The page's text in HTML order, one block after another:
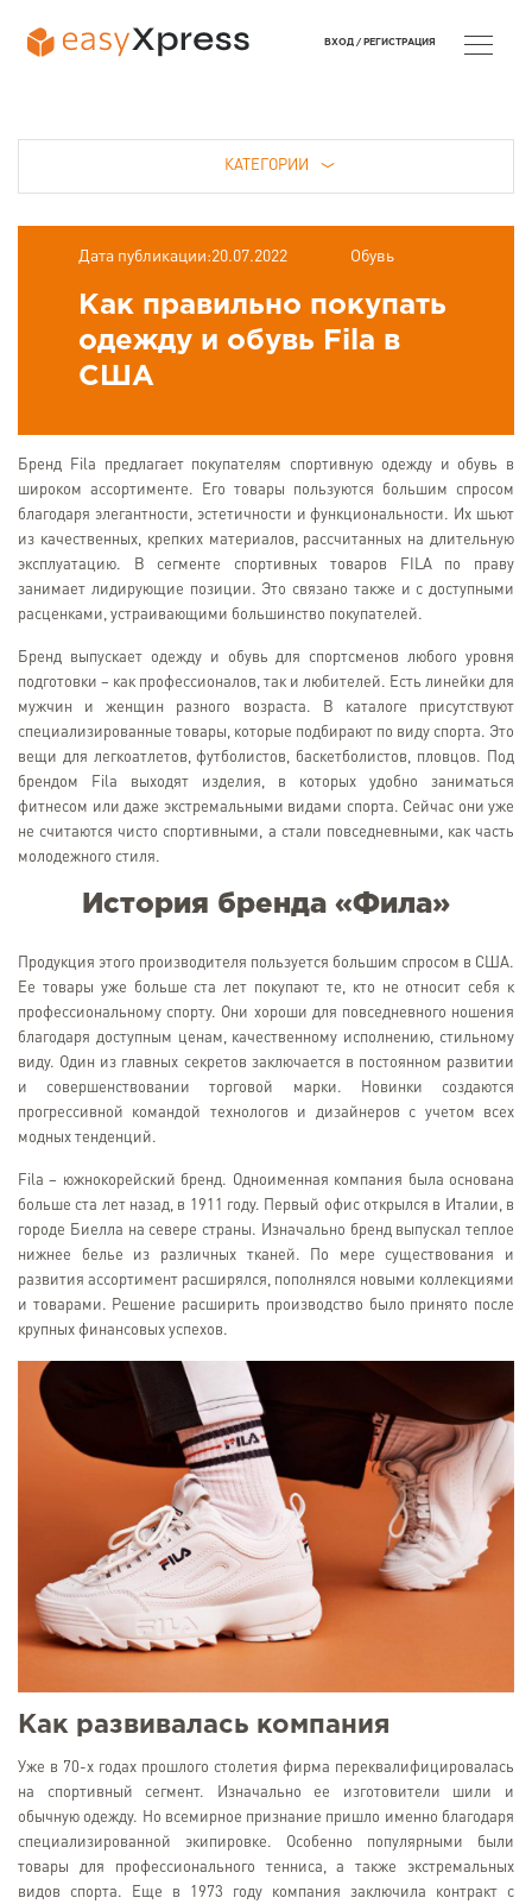
КАТЕГОРИИ
Дата публикации:20.07.2022 Обувь
Как правильно покупать
одежду и обувь Fila в
США
Бренд Fila предлагает покупателям спортивную одежду и обувь в
широком ассортименте. Его товары пользуются большим спросом
благодаря элегантности, эстетичности и функциональности. Их шьют
из качественных, крепких материалов, рассчитанных на длительную
эксплуатацию. В сегменте спортивных товаров FILA по праву
занимает лидирующие позиции. Это связано также и с доступными
расценками, устраивающими большинство покупателей.
Бренд выпускает одежду и обувь для спортсменов любого уровня
подготовки – как профессионалов, так и любителей. Есть линейки для
мужчин и женщин разного возраста. В каталоге присутствуют
специализированные товары, которые подбирают по виду спорта. Это
вещи для легкоатлетов, футболистов, баскетболистов, пловцов. Под
брендом Fila выходят изделия, в которых удобно заниматься
фитнесом или даже экстремальными видами спорта. Сейчас они уже
не считаются чисто спортивными, а стали повседневными, как часть
молодежного стиля.
История бренда «Фила»
Продукция этого производителя пользуется большим спросом в США.
Ее товары уже больше ста лет покупают те, кто не относит себя к
профессиональному спорту. Они хороши для повседневного ношения
благодаря доступным ценам, качественному исполнению, стильному
виду. Один из главных секретов заключается в постоянном развитии
и совершенствовании торговой марки. Новинки создаются
прогрессивной командой технологов и дизайнеров с учетом всех
модных тенденций.
Fila – южнокорейский бренд. Одноименная компания была основана
больше ста лет назад, в 1911 году. Первый офис открылся в Италии, в
городе Биелла на севере страны. Изначально бренд выпускал теплое
нижнее белье из различных тканей. По мере существования и
развития ассортимент расширялся, пополнялся новыми коллекциями
и товарами. Решение расширить производство было принято после
крупных финансовых успехов.
Как развивалась компания
Уже в 70-х годах прошлого столетия фирма переквалифицировалась
на спортивный сегмент. Изначально ее изготовители шили и
обычную одежду. Но всемирное признание пришло именно благодаря
специализированной экипировке. Особенно популярными были
товары для профессионального тенниса, а также экстремальных
видов спорта. Еще в 1973 году компания заключила контракт с
ВХОД / РЕГИСТРАЦИЯ